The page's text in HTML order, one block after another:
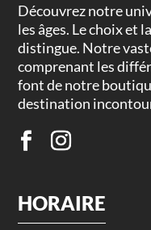
Découvrez notre
les âges. Le choix et
distingue. Notre
comprenant les
font de notre
destination
HORAIRE